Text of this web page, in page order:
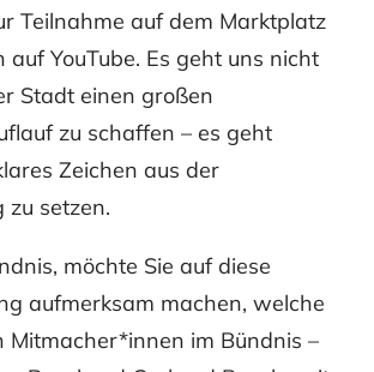
Teilnahme auf dem Marktplatz
auf YouTube. Es geht uns nicht
Stadt einen großen
zu schaffen – es geht
Zeichen aus der
zu setzen.
möchte Sie auf diese
aufmerksam machen, welche
Mitmacher*innen im Bündnis –